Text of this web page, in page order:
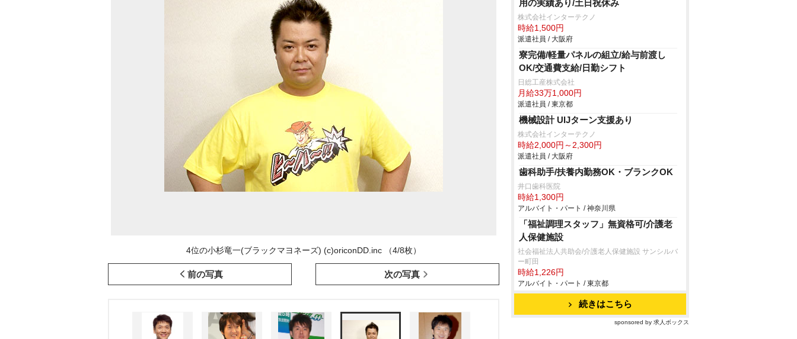
4位の小杉竜一(ブラックマヨネーズ) (c)oriconDD.inc （4/8枚）
前の写真 次の写真
用の実績あり/土日祝休み
株式会社インターテクノ
時給1,500円
派遣社員 / 大阪府
寮完備/軽量パネルの組立/給与前渡し
OK/交通費支給/日勤シフト
日総工産株式会社
月給33万1,000円
派遣社員 / 東京都
機械設計 UIJターン支援あり
株式会社インターテクノ
時給2,000円～2,300円
派遣社員 / 大阪府
歯科助手/扶養内勤務OK・ブランクOK
井口歯科医院
時給1,300円
アルバイト・パート / 神奈川県
「福祉調理スタッフ」無資格可/介護老
人保健施設
社会福祉法人共助会/介護老人保健施設 サンシルバ
ー町田
時給1,226円
アルバイト・パート / 東京都
続きはこちら
sponsored by 求人ボックス